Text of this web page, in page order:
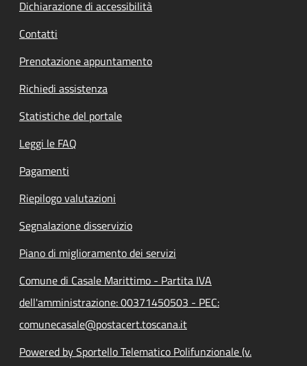
Dichiarazione di accessibilità
Contatti
Prenotazione appuntamento
Richiedi assistenza
Statistiche del portale
Leggi le FAQ
Pagamenti
Riepilogo valutazioni
Segnalazione disservizio
Piano di miglioramento dei servizi
Comune di Casale Marittimo - Partita IVA
dell'amministrazione: 00371450503 - PEC:
comunecasale@postacert.toscana.it
Powered by Sportello Telematico Polifunzionale (v.